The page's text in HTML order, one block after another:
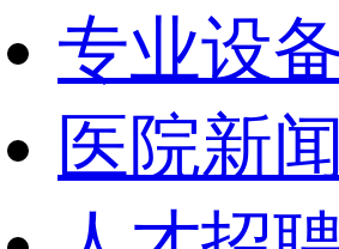
专业设
医院新闻